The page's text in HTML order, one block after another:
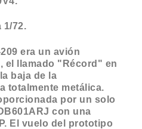
1/72.
era un avión
el llamado "Récord" en
baja de la
totalmente metálica.
por un solo
con una
El vuelo del prototipo